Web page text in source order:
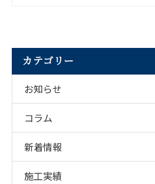
カテゴリー
お知らせ
コラム
新着情報
施工実績